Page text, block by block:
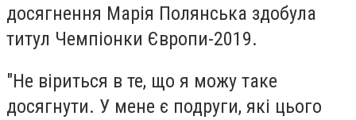
досягнення Марія Полянська здобула
титул Чемпіонки Європи-2019.
"Не віриться в те, що я можу таке
досягнути. У мене є подруги, які цього